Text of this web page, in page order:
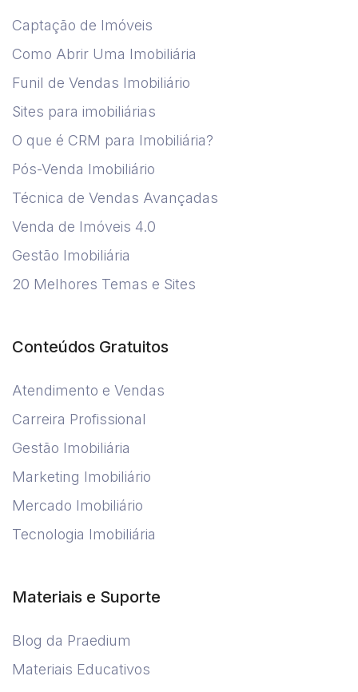
Captação de Imóveis
Como Abrir Uma Imobiliária
Funil de Vendas Imobiliário
Sites para imobiliárias
O que é CRM para Imobiliária?
Pós-Venda Imobiliário
Técnica de Vendas Avançadas
Venda de Imóveis 4.0
Gestão Imobiliária
20 Melhores Temas e Sites
Conteúdos Gratuitos
Atendimento e Vendas
Carreira Profissional
Gestão Imobiliária
Marketing Imobiliário
Mercado Imobiliário
Tecnologia Imobiliária
Materiais e Suporte
Blog da Praedium
Materiais Educativos